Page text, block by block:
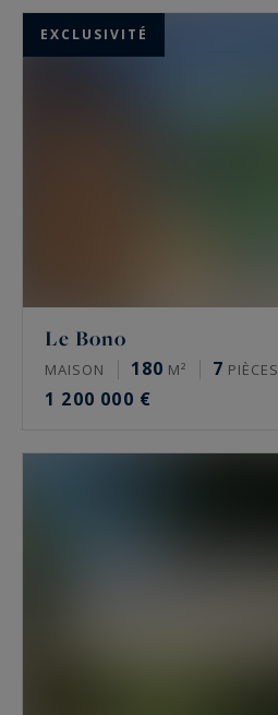
EXCLUSIVITÉ
Le Bono
MAISON 180 M² 7 PIÈCES
1 200 000 €